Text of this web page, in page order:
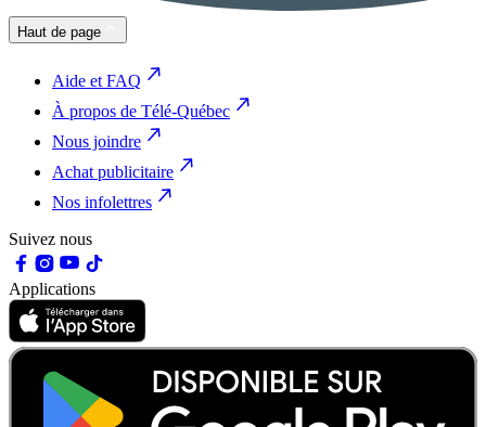
Haut de page
Aide et FAQ
À propos de Télé-Québec
Nous joindre
Achat publicitaire
Nos infolettres
Suivez nous
Applications